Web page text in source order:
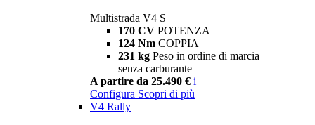
Multistrada V4 S
170 CV POTENZA
124 Nm COPPIA
231 kg Peso in ordine di marcia
senza carburante
A partire da 25.490 € i
Configura Scopri di più
V4 Rally